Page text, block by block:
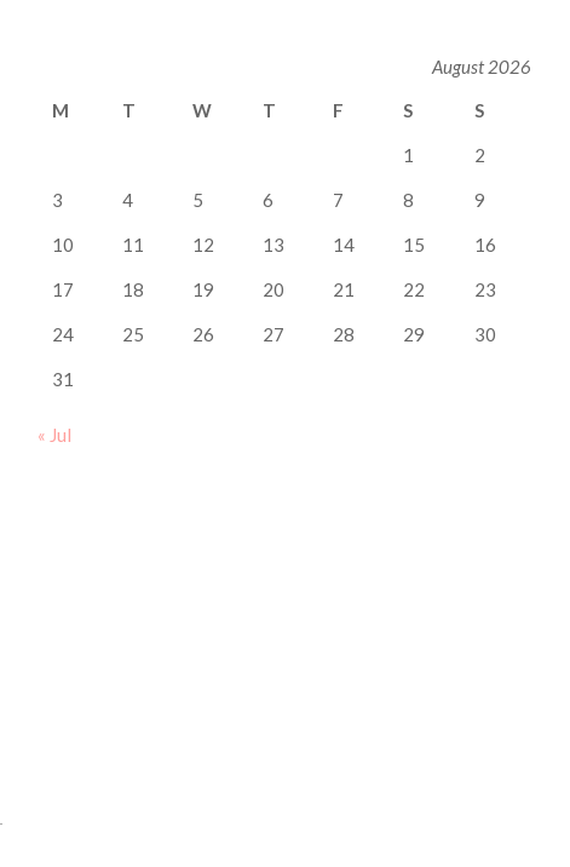
August 2026
M
T W T F S S
1 2
3 4 5 6 7 8 9
10 11 12 13 14 15 16
17 18 19 20 21 22 23
24 25 26 27 28 29 30
31
« Jul